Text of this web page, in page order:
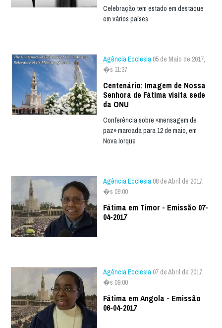
Celebração tem estado em destaque
em vários países
Agência Ecclesia 05 de Maio de 2017,
�s 11:37
Centenário: Imagem de Nossa
Senhora de Fátima visita sede
da ONU
Conferência sobre «mensagem de
paz» marcada para 12 de maio, em
Nova Iorque
Agência Ecclesia 08 de Abril de 2017,
�s 09:00
Fátima em Timor - Emissão 07-
04-2017
Agência Ecclesia 07 de Abril de 2017,
�s 09:00
Fátima em Angola - Emissão
06-04-2017